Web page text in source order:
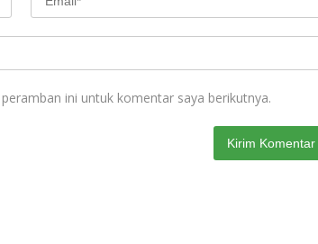
ini untuk komentar saya berikutnya.